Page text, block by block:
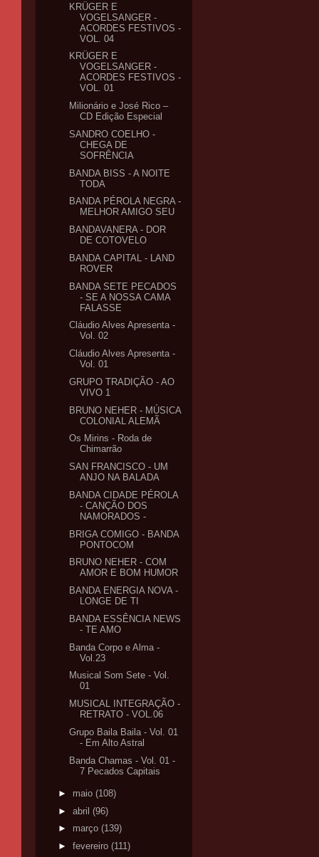
KRÜGER E
VOGELSANGER -
ACORDES FESTIVOS -
VOL. 04
KRÜGER E
VOGELSANGER -
ACORDES FESTIVOS -
VOL. 01
Milionário e José Rico –
CD Edição Especial
SANDRO COELHO -
CHEGA DE
SOFRÊNCIA
BANDA BISS - A NOITE
TODA
BANDA PÉROLA NEGRA -
MELHOR AMIGO SEU
BANDAVANERA - DOR
DE COTOVELO
BANDA CAPITAL - LAND
ROVER
BANDA SETE PECADOS
- SE A NOSSA CAMA
FALASSE
Cláudio Alves Apresenta -
Vol. 02
Cláudio Alves Apresenta -
Vol. 01
GRUPO TRADIÇÃO - AO
VIVO 1
BRUNO NEHER - MÚSICA
COLONIAL ALEMÃ
Os Mirins - Roda de
Chimarrão
SAN FRANCISCO - UM
ANJO NA BALADA
BANDA CIDADE PÉROLA
- CANÇÃO DOS
NAMORADOS -
BRIGA COMIGO - BANDA
PONTOCOM
BRUNO NEHER - COM
AMOR E BOM HUMOR
BANDA ENERGIA NOVA -
LONGE DE TI
BANDA ESSÊNCIA NEWS
- TE AMO
Banda Corpo e Alma -
Vol.23
Musical Som Sete - Vol.
01
MUSICAL INTEGRAÇÃO -
RETRATO - VOL.06
Grupo Baila Baila - Vol. 01
- Em Alto Astral
Banda Chamas - Vol. 01 -
7 Pecados Capitais
► maio (108)
► abril (96)
► março (139)
► fevereiro (111)